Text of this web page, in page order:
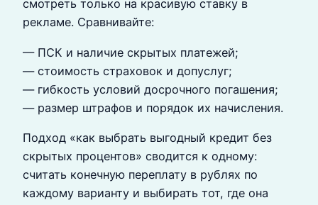
смотреть только на красивую ставку в
рекламе. Сравнивайте:
— ПСК и наличие скрытых платежей;
— стоимость страховок и допуслуг;
— гибкость условий досрочного погашения;
— размер штрафов и порядок их начисления.
Подход «как выбрать выгодный кредит без
скрытых процентов» сводится к одному:
считать конечную переплату в рублях по
каждому варианту и выбирать тот, где она